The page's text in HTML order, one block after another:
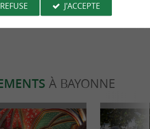
À BAYONNE
J'ACCEPTE